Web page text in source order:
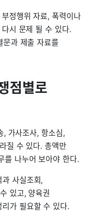
정행위 자료, 폭력이나
시 문제 될 수 있다.
문과 제출 자료를
점별로
, 가사조사, 항소심,
질 수 있다. 총액만
를 나누어 보아야 한다.
사실조회,
있고, 양육권
가 필요할 수 있다.